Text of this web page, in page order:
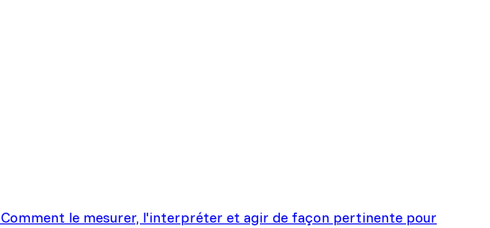
le mesurer, l'interpréter et agir de façon pertinente pour